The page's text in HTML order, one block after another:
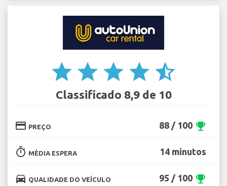
star star star star star_half
Classificado 8,9 de 10
credit_card PREÇO 88 / 100 emoji_events
timer MÉDIA ESPERA 14 minutos
directions_car QUALIDADE DO VEÍCULO 95 / 100 emoji_events